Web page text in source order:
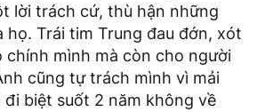
lời trách cứ, thù hận những
họ. Trái tim Trung đau đớn, xót
chính mình mà còn cho người
cũng tự trách mình vì mải
đi biệt suốt 2 năm không về